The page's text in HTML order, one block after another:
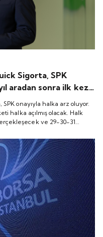
Sigorta, SPK
aradan sonra ilk kez
olacak. Halk arz,
gerçekleşecek ve
talep
başlayacak.
onayıyla halka arz oluyor.
halka açılmış olacak. Halk
ve 29-30-31
başlayacak.